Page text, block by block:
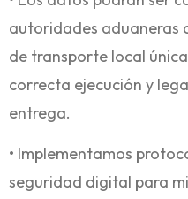
autoridades aduaneras
de transporte local
correcta ejecución y
entrega.
• Implementamos
seguridad digital para